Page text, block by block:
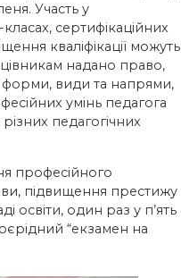
Участь у
сертифікаційних
кваліфікації можуть
надано право,
форми, види та напрями,
умінь педагога
педагогічних
професійного
підвищення престижу
освіти, один раз у п’ять
“екзамен на